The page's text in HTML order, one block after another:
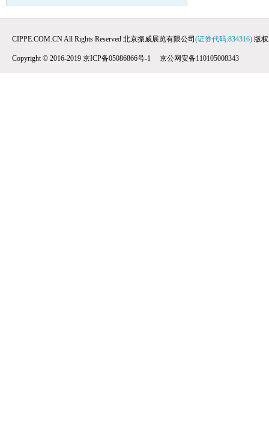
CIPPE.COM.CN All Rights Reserved 北京振威展览有限公司 (证券代码:834316) 版
Copyright © 2016-2019 京ICP备05086866号-1 京公网安备110105008343